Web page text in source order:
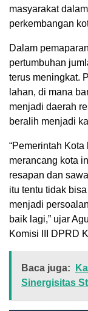
masyarakat
perkembangan
Dalam
pertumbuhan
terus meningkat.
lahan, di mana
menjadi daerah
beralih menjadi
“Pemerintah
merancang kota
resapan dan
itu tentu tidak
menjadi
baik lagi,” ujar
Komisi III DPRD
Baca juga:
Sinergisitas